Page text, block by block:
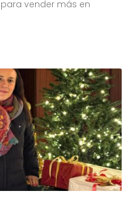
vender más en